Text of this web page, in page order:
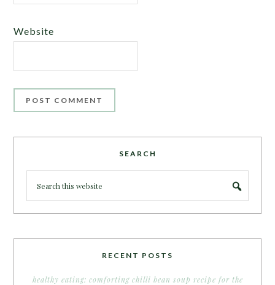
Website
SEARCH
RECENT POSTS
healthy eating: comforting chilli bean soup recipe for the